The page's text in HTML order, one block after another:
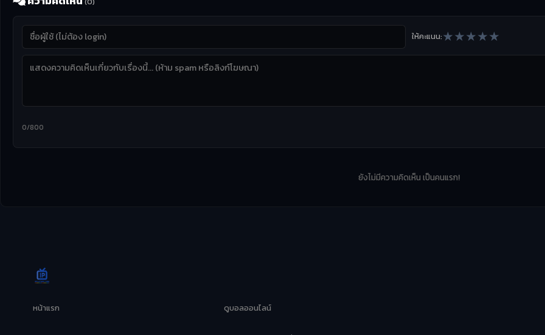
ให้คะแนน:★★★★★
0/800
ยังไม่มีความคิดเห็น เป็นคนแรก!
หน้าแรก ดูบอลออนไลน์